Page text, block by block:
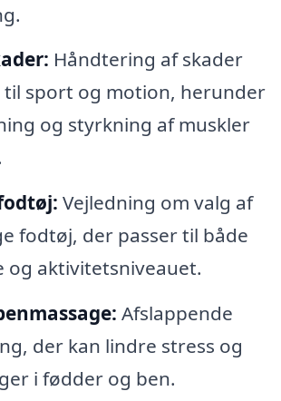
Håndtering af skader
sport og motion, herunder
og styrkning af muskler
Vejledning om valg af
fodtøj, der passer til både
og aktivitetsniveauet.
Afslappende
der kan lindre stress og
i fødder og ben.